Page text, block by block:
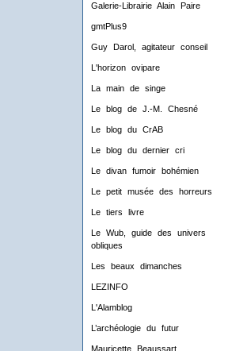
Galerie-Librairie Alain Paire
gmtPlus9
Guy Darol, agitateur conseil
L'horizon ovipare
La main de singe
Le blog de J.-M. Chesné
Le blog du CrAB
Le blog du dernier cri
Le divan fumoir bohémien
Le petit musée des horreurs
Le tiers livre
Le Wub, guide des univers
obliques
Les beaux dimanches
LEZINFO
L'Alamblog
L’archéologie du futur
Mauricette Beaussart